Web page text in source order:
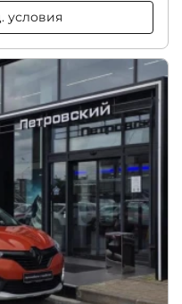
Получить спец. условия